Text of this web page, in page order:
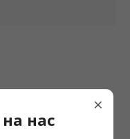
×
нас